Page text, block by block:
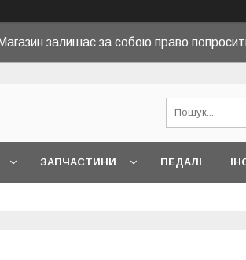
Магазин залишає за собою право
ЗАПЧАСТИНИ ПЕДАЛІ